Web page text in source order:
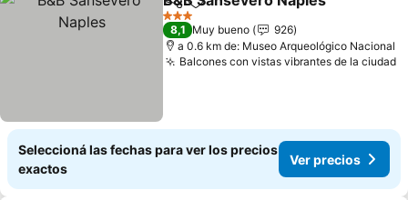
CompartirAñadir a favoritos
3 Estrellas
8,1 Muy bueno
926
a 0.6 km de: Museo Arqueológico Nacional
Balcones con vistas vibrantes de la ciudad
Seleccioná las fechas para ver los precios
exactos
Ver precios